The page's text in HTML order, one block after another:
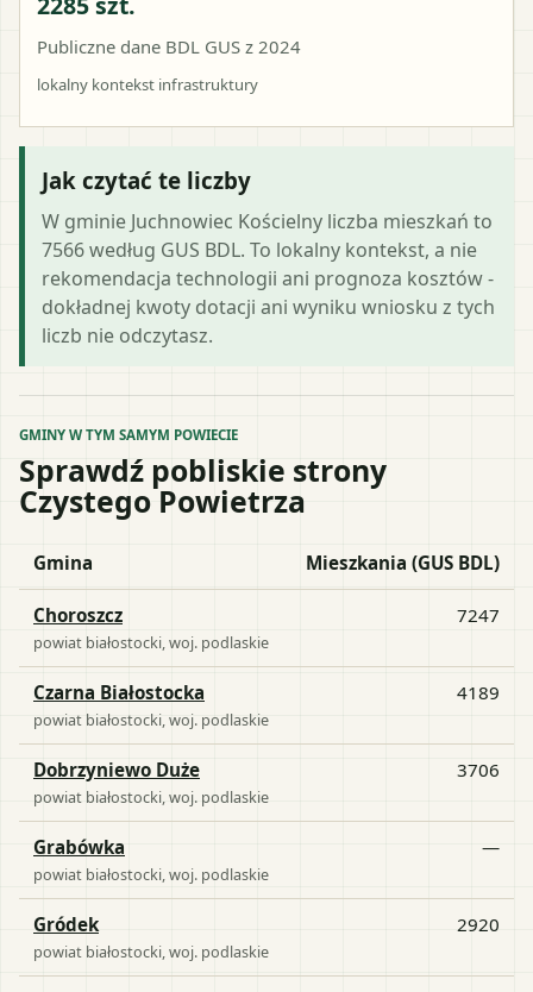
Publiczne dane BDL GUS z 2024
lokalny kontekst infrastruktury
Jak czytać te liczby
W gminie Juchnowiec Kościelny liczba mieszkań to
7566 według GUS BDL. To lokalny kontekst, a nie
rekomendacja technologii ani prognoza kosztów -
dokładnej kwoty dotacji ani wyniku wniosku z tych
liczb nie odczytasz.
GMINY W TYM SAMYM POWIECIE
Sprawdź pobliskie strony
Czystego Powietrza
Gmina Mieszkania (GUS BDL)
Choroszcz
powiat białostocki , woj. podlaskie
7247
Czarna Białostocka
powiat białostocki , woj. podlaskie
4189
Dobrzyniewo Duże
powiat białostocki , woj. podlaskie
3706
Grabówka
powiat białostocki , woj. podlaskie
—
Gródek
powiat białostocki , woj. podlaskie
2920